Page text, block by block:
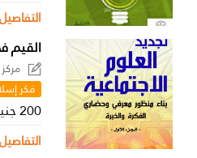
التفاصيل
القيم
فكر
200 جنية
التفاصيل